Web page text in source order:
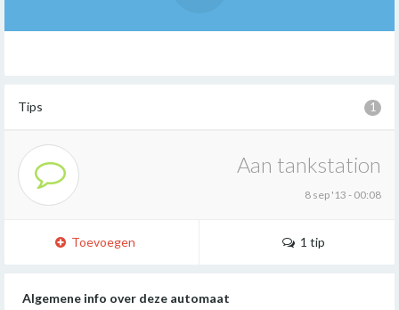
1
Tips
Aan tankstation
8 sep '13 - 00:08
Toevoegen 1 tip
Algemene info over deze automaat